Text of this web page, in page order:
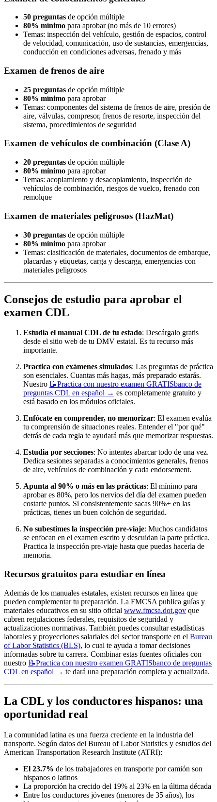
50 preguntas de opción múltiple
80% mínimo para aprobar (no más de 10 errores)
Temas: inspección del vehículo, gestión de espacios, control
de velocidad, comunicación, uso de sustancias, emergencias,
conducción en condiciones adversas, frenado y más
Examen de frenos de aire
25 preguntas de opción múltiple
80% mínimo para aprobar
Temas: componentes del sistema de frenos de aire, presión de
aire, válvulas, compresor, frenos de resorte, inspección del
sistema, procedimientos de seguridad
Examen de vehículos de combinación (Clase A)
20 preguntas de opción múltiple
80% mínimo para aprobar
Temas: acoplamiento y desacoplamiento, inspección de
vehículos de combinación, riesgos de vuelco, frenado con
remolque
Examen de materiales peligrosos (HazMat)
30 preguntas de opción múltiple
80% mínimo para aprobar
Temas: clasificación de materiales, documentos de embarque,
placardas y etiquetas, carga y descarga, emergencias con
materiales peligrosos
Consejos de estudio para aprobar el
examen CDL
Estudia el manual CDL de tu estado: Descárgalo gratis
desde el sitio web de tu DMV estatal. Es tu recurso más
importante.
Practica con exámenes simulados: Las preguntas de práctica
son esenciales. Cuantas más hagas, más preparado estarás.
Nuestro 📝Practica con nuestro examen GRATISbanco de
preguntas CDL en español → es completamente gratuito y
está basado en los módulos oficiales.
Enfócate en comprender, no memorizar: El examen evalúa
tu comprensión de situaciones reales. Entender el "por qué"
detrás de cada regla te ayudará más que memorizar respuestas.
Estudia por secciones: No intentes abarcar todo de una vez.
Dedica sesiones separadas a conocimientos generales, frenos
de aire, vehículos de combinación y cada endorsement.
Apunta al 90% o más en las prácticas: El mínimo para
aprobar es 80%, pero los nervios del día del examen pueden
costarte puntos. Si consistentemente sacas 90%+ en las
prácticas, tienes un buen colchón de seguridad.
No subestimes la inspección pre-viaje: Muchos candidatos
se enfocan en el examen escrito y descuidan la parte práctica.
Practica la inspección pre-viaje hasta que puedas hacerla de
memoria.
Recursos gratuitos para estudiar en línea
Además de los manuales estatales, existen recursos en línea que
pueden complementar tu preparación. La FMCSA publica guías y
materiales educativos en su sitio oficial www.fmcsa.dot.gov que
cubren regulaciones federales, requisitos de seguridad y
actualizaciones normativas. También puedes consultar estadísticas
laborales y proyecciones salariales del sector transporte en el Bureau
of Labor Statistics (BLS), lo cual te ayuda a tomar decisiones
informadas sobre tu carrera. Combinar estas fuentes oficiales con
nuestro 📝Practica con nuestro examen GRATISbanco de preguntas
CDL en español → te dará una preparación completa y actualizada.
La CDL y los conductores hispanos: una
oportunidad real
La comunidad latina es una fuerza creciente en la industria del
transporte. Según datos del Bureau of Labor Statistics y estudios del
American Transportation Research Institute (ATRI):
El 23.7% de los trabajadores en transporte por camión son
hispanos o latinos
La proporción ha crecido del 19% al 23% en la última década
Entre los conductores jóvenes (menores de 35 años), los